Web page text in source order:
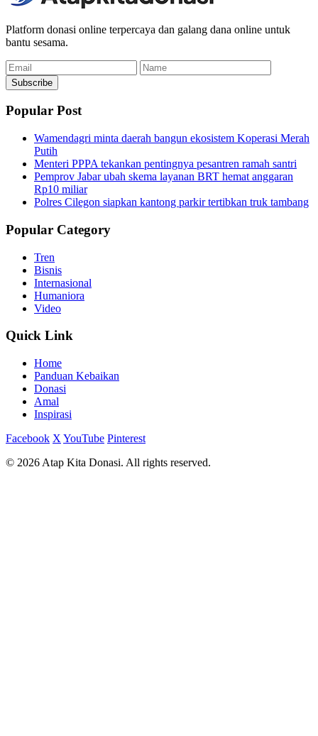
Platform donasi online terpercaya dan galang dana online untuk
bantu sesama.
Email
Name
Subscribe
Popular Post
Wamendagri minta daerah bangun ekosistem Koperasi Merah
Putih
Menteri PPPA tekankan pentingnya pesantren ramah santri
Pemprov Jabar ubah skema layanan BRT hemat anggaran
Rp10 miliar
Polres Cilegon siapkan kantong parkir tertibkan truk tambang
Popular Category
Tren
Bisnis
Internasional
Humaniora
Video
Quick Link
Home
Panduan Kebaikan
Donasi
Amal
Inspirasi
Facebook X YouTube Pinterest
© 2026 Atap Kita Donasi. All rights reserved.